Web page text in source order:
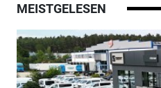
MEISTGELESEN